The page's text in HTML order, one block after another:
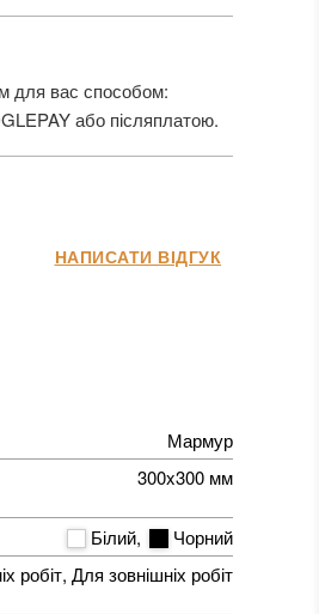
для вас способом:
або післяплатою.
НАПИСАТИ ВІДГУК
Мармур
300x300 мм
Білий,
Чорний
робіт, Для зовнішніх робіт